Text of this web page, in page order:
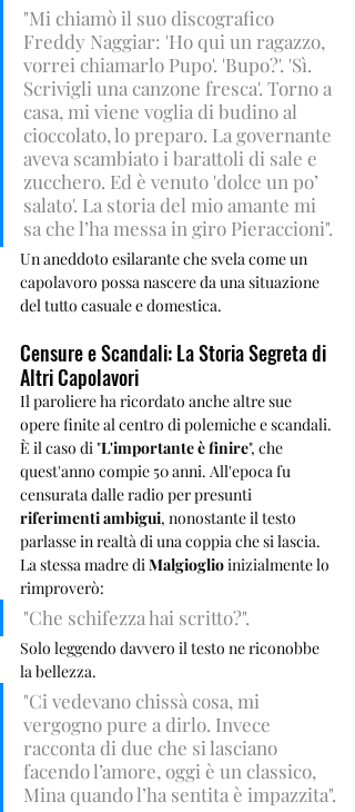
"Mi chiamò il suo discografico
Freddy Naggiar: 'Ho qui un ragazzo,
vorrei chiamarlo Pupo'. 'Bupo?'. 'Sì.
Scrivigli una canzone fresca'. Torno a
casa, mi viene voglia di budino al
cioccolato, lo preparo. La governante
aveva scambiato i barattoli di sale e
zucchero. Ed è venuto 'dolce un po’
salato'. La storia del mio amante mi
sa che l’ha messa in giro Pieraccioni".
Un aneddoto esilarante che svela come un
capolavoro possa nascere da una situazione
del tutto casuale e domestica.
Censure e Scandali: La Storia Segreta di
Altri Capolavori
Il paroliere ha ricordato anche altre sue
opere finite al centro di polemiche e scandali.
È il caso di "L'importante è finire", che
quest'anno compie 50 anni. All'epoca fu
censurata dalle radio per presunti
riferimenti ambigui, nonostante il testo
parlasse in realtà di una coppia che si lascia.
La stessa madre di Malgioglio inizialmente lo
rimproverò:
"Che schifezza hai scritto?".
Solo leggendo davvero il testo ne riconobbe
la bellezza.
"Ci vedevano chissà cosa, mi
vergogno pure a dirlo. Invece
racconta di due che si lasciano
facendo l’amore, oggi è un classico,
Mina quando l’ha sentita è impazzita".